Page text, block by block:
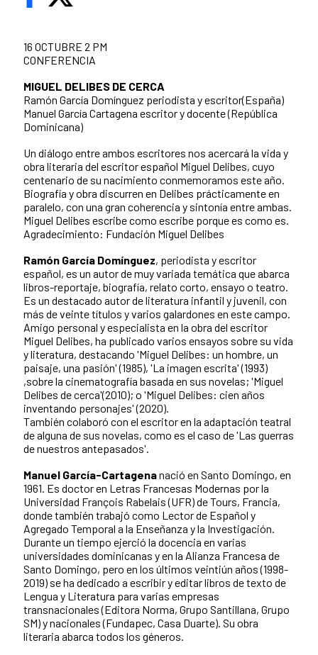
16 OCTUBRE 2 PM
CONFERENCIA
MIGUEL DELIBES DE CERCA
Ramón García Domínguez periodista y escritor(España)
Manuel García Cartagena escritor y docente (República
Dominicana)
Un diálogo entre ambos escritores nos acercará la vida y
obra literaria del escritor español Miguel Delibes, cuyo
centenario de su nacimiento conmemoramos este año.
Biografía y obra discurren en Delibes prácticamente en
paralelo, con una gran coherencia y sintonía entre ambas.
Miguel Delibes escribe como escribe porque es como es.
Agradecimiento: Fundación Miguel Delibes
Ramón García Domínguez, periodista y escritor
español, es un autor de muy variada temática que abarca
libros-reportaje, biografía, relato corto, ensayo o teatro.
Es un destacado autor de literatura infantil y juvenil, con
más de veinte títulos y varios galardones en este campo.
Amigo personal y especialista en la obra del escritor
Miguel Delibes, ha publicado varios ensayos sobre su vida
y literatura, destacando 'Miguel Delibes: un hombre, un
paisaje, una pasión' (1985), 'La imagen escrita' (1993)
,sobre la cinematografía basada en sus novelas; 'Miguel
Delibes de cerca'(2010); o 'Miguel Delibes: cien años
inventando personajes' (2020).
También colaboró con el escritor en la adaptación teatral
de alguna de sus novelas, como es el caso de 'Las guerras
de nuestros antepasados'.
Manuel García-Cartagenanació en Santo Domingo, en
1961. Es doctor en Letras Francesas Modernas por la
Universidad François Rabelais (UFR) de Tours, Francia,
donde también trabajó como Lector de Español y
Agregado Temporal a la Enseñanza y la Investigación.
Durante un tiempo ejerció la docencia en varias
universidades dominicanas y en la Alianza Francesa de
Santo Domingo, pero en los últimos veintiún años (1998-
2019) se ha dedicado a escribir y editar libros de texto de
Lengua y Literatura para varias empresas
transnacionales (Editora Norma, Grupo Santillana, Grupo
SM) y nacionales (Fundapec, Casa Duarte). Su obra
literaria abarca todos los géneros.